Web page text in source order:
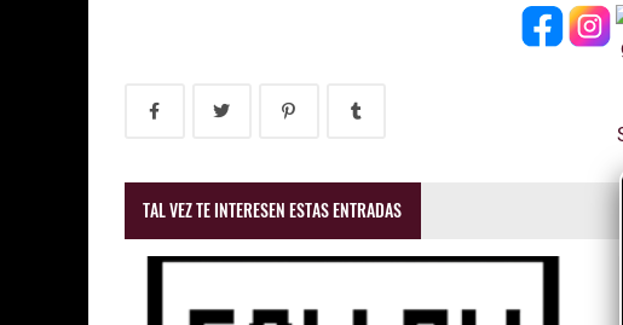
TAL VEZ TE INTERESEN ESTAS ENTRADAS